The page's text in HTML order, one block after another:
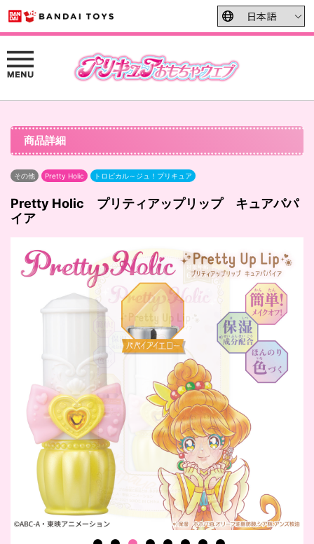
商品詳細
その他 Pretty Holic トロピカル～ジュ！プリキュア
Pretty Holic プリティアップリップ キュアパパ
イア